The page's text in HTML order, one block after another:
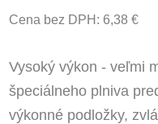
Cena bez DPH: 6,38 €
Vysoký výkon - veľmi
špeciálneho plniva
výkonné podložky,